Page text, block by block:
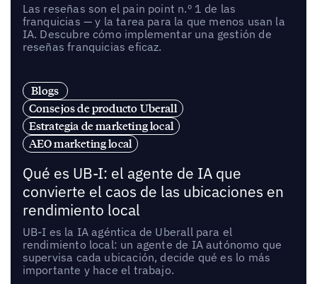
Las reseñas son el pain point n.º 1 de las
franquicias — y la tarea para la que menos usan la
IA. Descubre cómo implementar una gestión de
reseñas franquicias eficaz.
Blogs
Consejos de producto Uberall
Estrategia de marketing local
AEO marketing local
Qué es UB-I: el agente de IA que
convierte el caos de las ubicaciones en
rendimiento local
UB-I es la IA agéntica de Uberall para el
rendimiento local: un agente de IA autónomo que
supervisa cada ubicación, decide qué es lo más
importante y hace el trabajo.